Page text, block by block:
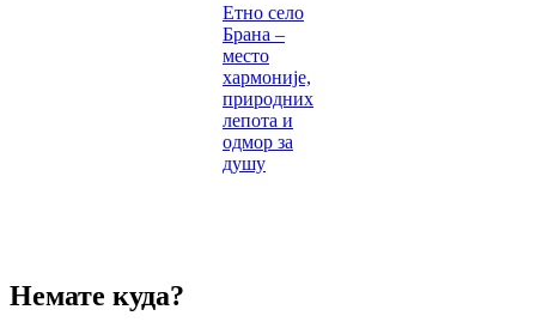
Етно село
Брана –
место
хармоније,
природних
лепота и
одмор за
душу
Немате куда?